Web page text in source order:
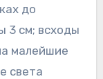
до
3 см; всходы
малейшие
света